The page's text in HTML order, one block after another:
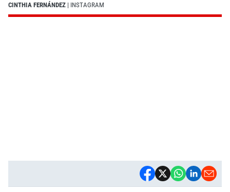
CINTHIA FERNÁNDEZ | INSTAGRAM